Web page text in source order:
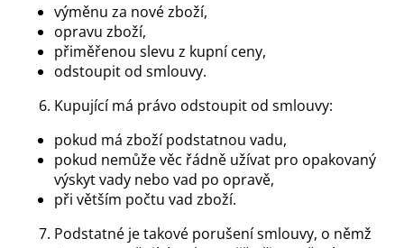
výměnu za nové zboží,
opravu zboží,
přiměřenou slevu z kupní ceny,
odstoupit od smlouvy.
Kupující má právo odstoupit od smlouvy:
pokud má zboží podstatnou vadu,
pokud nemůže věc řádně užívat pro opakovaný
výskyt vady nebo vad po opravě,
při větším počtu vad zboží.
Podstatné je takové porušení smlouvy, o němž